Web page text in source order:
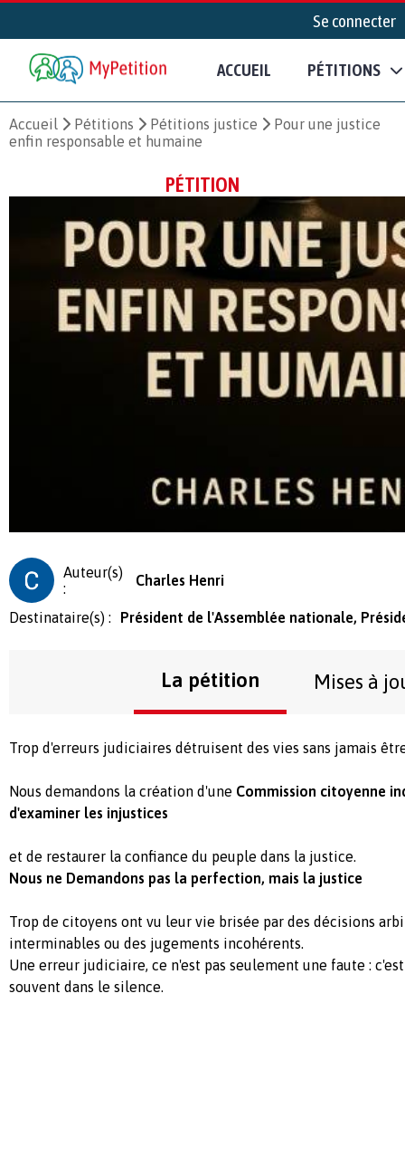
Se connecter
ACCUEIL PÉTITIONS
Accueil Pétitions Pétitions justice
Pour une justice
enfin responsable et humaine
PÉTITION
Auteur(s)
:
Charles Henri
Destinataire(s) : Président de l'Assemblée nationale,
La pétition Mises à
Trop d'erreurs judiciaires détruisent des vies sans jamais
Nous demandons la création d'une Commission citoyenne
d'examiner les injustices
et de restaurer la confiance du peuple dans la justice.
Nous ne Demandons pas la perfection, mais la justice
Trop de citoyens ont vu leur vie brisée par des décisions
interminables ou des jugements incohérents.
Une erreur judiciaire, ce n'est pas seulement une faute :
souvent dans le silence.